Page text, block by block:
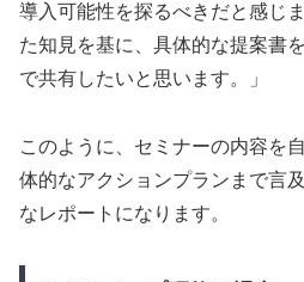
導入可能性を探るべきだと感じ
た知見を基に、具体的な提案書
で共有したいと思います。」
このように、セミナーの内容を
体的なアクションプランまで言
なレポートになります。